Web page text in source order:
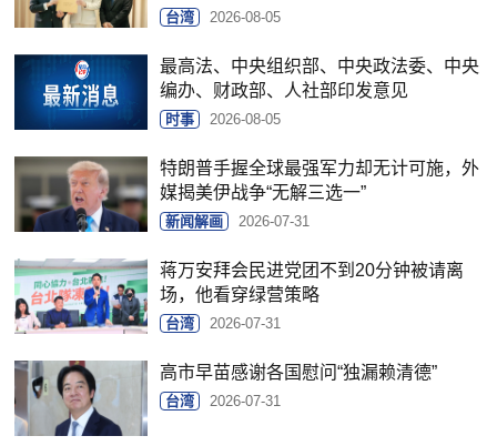
台湾 2026-08-05
最高法、中央组织部、中央政法委、中央
编办、财政部、人社部印发意见
时事 2026-08-05
特朗普手握全球最强军力却无计可施，外
媒揭美伊战争“无解三选一”
新闻解画 2026-07-31
蒋万安拜会民进党团不到20分钟被请离
场，他看穿绿营策略
台湾 2026-07-31
高市早苗感谢各国慰问“独漏赖清德”
台湾 2026-07-31